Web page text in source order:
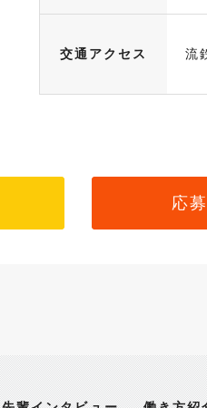
交通アクセス 流
応